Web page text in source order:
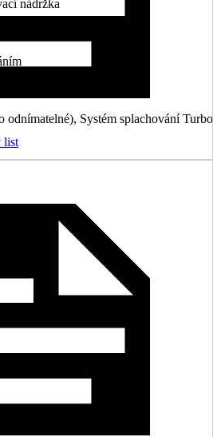
nádržka
odnímatelné), Systém splachování Turbo
list